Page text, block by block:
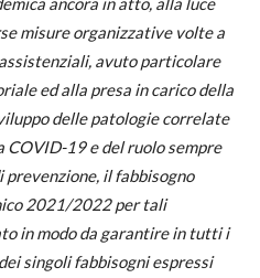
misure organizzative volte a
avuto particolare
ed alla presa in carico della
delle patologie correlate
COVID-19 e del ruolo sempre
il fabbisogno
2021/2022 per tali
in modo da garantire in tutti i
singoli fabbisogni espressi